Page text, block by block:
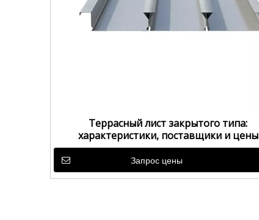
Террасный лист закрытого типа:
характеристики, поставщики и цены
Запрос цены